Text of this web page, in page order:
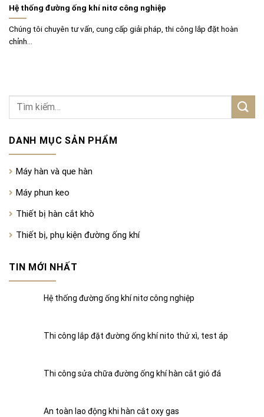
Hệ thống đường ống khí nitơ công nghiệp
Chúng tôi chuyên tư vấn, cung cấp giải pháp, thi công lắp đặt hoàn
chỉnh...
DANH MỤC SẢN PHẨM
Máy hàn và que hàn
Máy phun keo
Thiết bị hàn cắt khò
Thiết bị, phụ kiện đường ống khí
TIN MỚI NHẤT
Hệ thống đường ống khí nitơ công nghiệp
Thi công lắp đặt đường ống khí nito thử xì, test áp
Thi công sửa chữa đường ống khí hàn cắt gió đá
An toàn lao động khi hàn cắt oxy gas